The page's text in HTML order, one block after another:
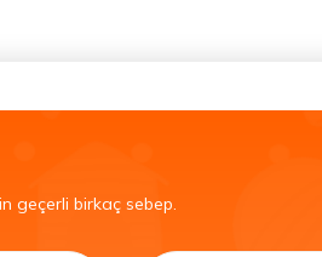
geçerli birkaç sebep.